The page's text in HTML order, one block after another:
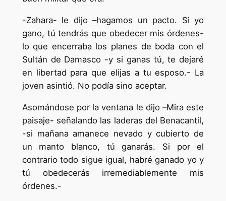
-Zahara- le dijo –hagamos un pacto. Si yo
gano, tú tendrás que obedecer mis órdenes-
lo que encerraba los planes de boda con el
Sultán de Damasco -y si ganas tú, te dejaré
en libertad para que elijas a tu esposo.- La
joven asintió. No podía sino aceptar.
Asomándose por la ventana le dijo –Mira este
paisaje- señalando las laderas del Benacantil,
-si mañana amanece nevado y cubierto de
un manto blanco, tú ganarás. Si por el
contrario todo sigue igual, habré ganado yo y
tú obedecerás irremediablemente mis
órdenes.-